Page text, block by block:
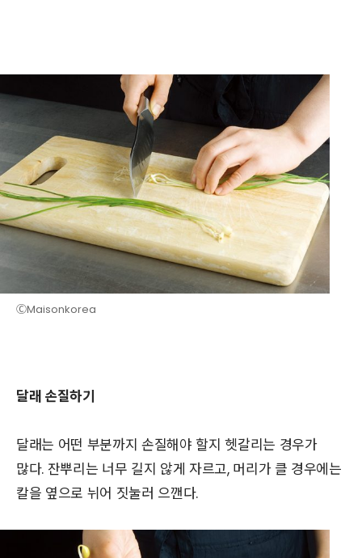
ⒸMaisonkorea
달래 손질하기
달래는 어떤 부분까지 손질해야 할지 헷갈리는 경우가
많다. 잔뿌리는 너무 길지 않게 자르고, 머리가 클 경우에는
칼을 옆으로 뉘어 짓눌러 으깬다.